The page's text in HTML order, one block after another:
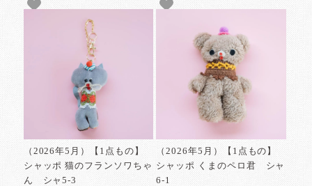
（2026年5月）【1点もの】
シャッポ 猫のフランソワちゃ
ん シャ5-3
（2026年5月）【1点もの】
シャッポ くまのペロ君 シャ
6-1